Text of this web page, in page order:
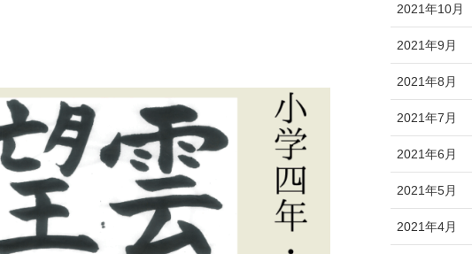
2021年10月
2021年9月
2021年8月
2021年7月
2021年6月
2021年5月
2021年4月